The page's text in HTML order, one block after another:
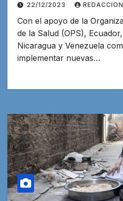
22/12/2023 REDACCION
Con el apoyo de la
de la Salud (OPS),
Nicaragua y Venezuela
implementar nuevas…